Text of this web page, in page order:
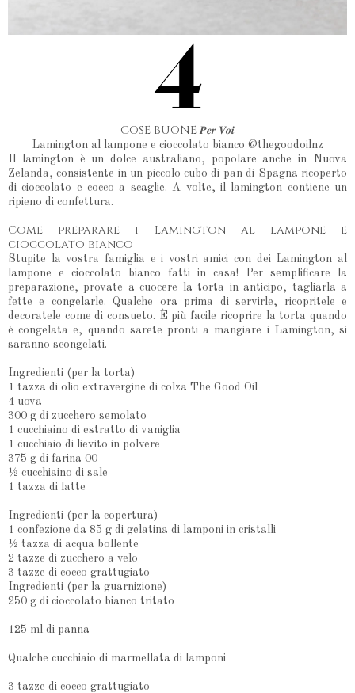
COSE BUONE 𝑷𝒆𝒓 𝑽𝒐𝒊
Lamington al lampone e cioccolato bianco @thegoodoilnz
Il lamington è un dolce australiano, popolare anche in Nuova
Zelanda, consistente in un piccolo cubo di pan di Spagna ricoperto
di cioccolato e cocco a scaglie. A volte, il lamington contiene un
ripieno di confettura.
Come preparare i Lamington al lampone e
cioccolato bianco
Stupite la vostra famiglia e i vostri amici con dei Lamington al
lampone e cioccolato bianco fatti in casa! Per semplificare la
preparazione, provate a cuocere la torta in anticipo, tagliarla a
fette e congelarle. Qualche ora prima di servirle, ricopritele e
decoratele come di consueto. È più facile ricoprire la torta quando
è congelata e, quando sarete pronti a mangiare i Lamington, si
saranno scongelati.
Ingredienti (per la torta)
1 tazza di olio extravergine di colza The Good Oil
4 uova
300 g di zucchero semolato
1 cucchiaino di estratto di vaniglia
1 cucchiaio di lievito in polvere
375 g di farina 00
½ cucchiaino di sale
1 tazza di latte
Ingredienti (per la copertura)
1 confezione da 85 g di gelatina di lamponi in cristalli
½ tazza di acqua bollente
2 tazze di zucchero a velo
3 tazze di cocco grattugiato
Ingredienti (per la guarnizione)
250 g di cioccolato bianco tritato
125 ml di panna
Qualche cucchiaio di marmellata di lamponi
3 tazze di cocco grattugiato